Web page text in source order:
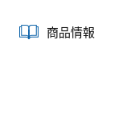
商品情報